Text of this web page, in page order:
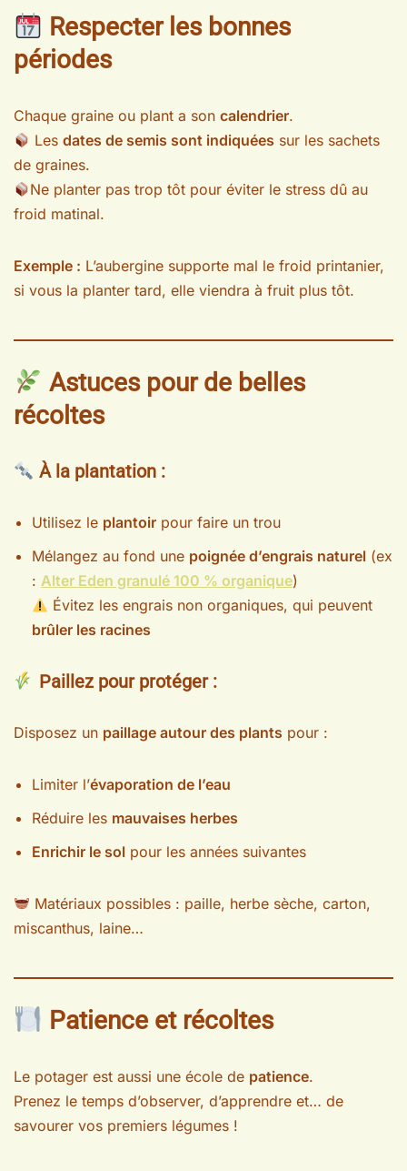
Respecter les bonnes
périodes
Chaque graine ou plant a son calendrier.
Lesdates de semis sont indiquées sur les sachets
de graines.
Ne planter pas trop tôt pour éviter le stress dû au
froid matinal.
Exemple : L’aubergine supporte mal le froid printanier,
si vous la planter tard, elle viendra à fruit plus tôt.
Astuces pour de belles
récoltes
À la plantation :
Utilisez le plantoir pour faire un trou
Mélangez au fond une poignée d’engrais naturel (ex
: Alter Eden granulé 100 % organique)
Évitez les engrais non organiques, qui peuvent
brûler les racines
Paillez pour protéger :
Disposez un paillage autour des plants pour :
Limiter l’évaporation de l’eau
Réduire les mauvaises herbes
Enrichir le sol pour les années suivantes
Matériaux possibles : paille, herbe sèche, carton,
miscanthus, laine…
Patience et récoltes
Le potager est aussi une école de patience.
Prenez le temps d’observer, d’apprendre et… de
savourer vos premiers légumes !